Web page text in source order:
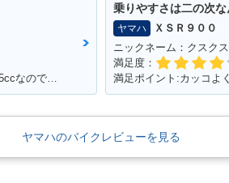
満足ポイント:低価格で買いやすく見た目も良いところ。125ccなので扱いやすい。
乗りやすさは二の次
ヤマハ
ＸＳＲ９００
ニックネーム：クスクス
満足度：
ヤマハのバイクレビューを見る